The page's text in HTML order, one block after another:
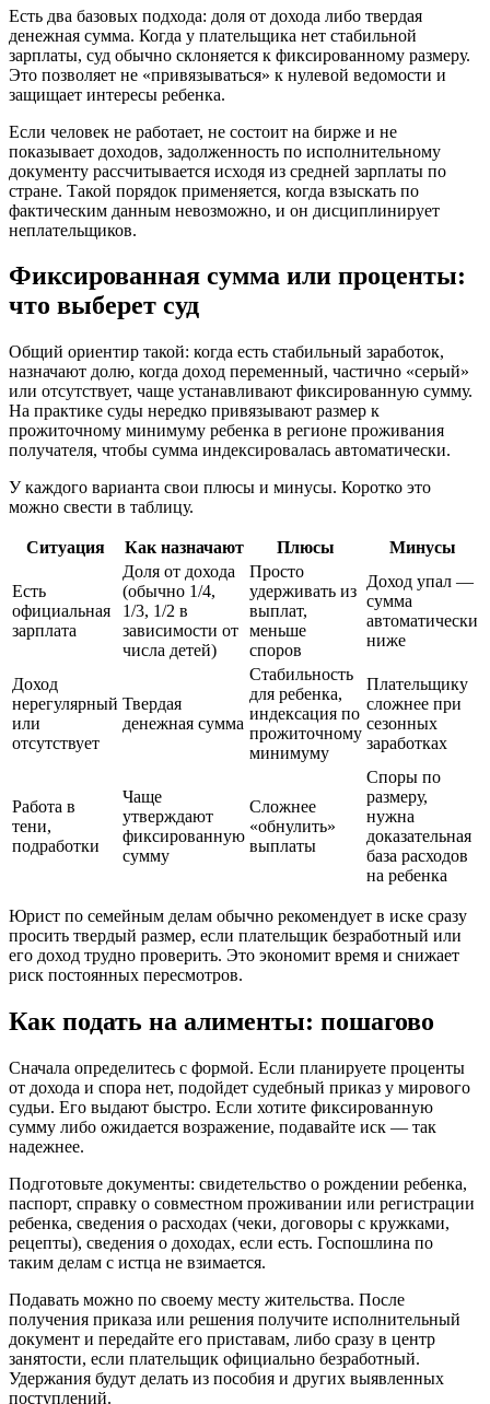
Есть два базовых подхода: доля от дохода либо твердая
денежная сумма. Когда у плательщика нет стабильной
зарплаты, суд обычно склоняется к фиксированному размеру.
Это позволяет не «привязываться» к нулевой ведомости и
защищает интересы ребенка.
Если человек не работает, не состоит на бирже и не
показывает доходов, задолженность по исполнительному
документу рассчитывается исходя из средней зарплаты по
стране. Такой порядок применяется, когда взыскать по
фактическим данным невозможно, и он дисциплинирует
неплательщиков.
Фиксированная сумма или проценты:
что выберет суд
Общий ориентир такой: когда есть стабильный заработок,
назначают долю, когда доход переменный, частично «серый»
или отсутствует, чаще устанавливают фиксированную сумму.
На практике суды нередко привязывают размер к
прожиточному минимуму ребенка в регионе проживания
получателя, чтобы сумма индексировалась автоматически.
У каждого варианта свои плюсы и минусы. Коротко это
можно свести в таблицу.
Ситуация Как назначают Плюсы Минусы
Есть
официальная
зарплата
Доля от дохода
(обычно 1/4,
1/3, 1/2 в
зависимости от
числа детей)
Просто
удерживать из
выплат,
меньше
споров
Доход упал —
сумма
автоматически
ниже
Доход
нерегулярный
или
отсутствует
Твердая
денежная сумма
Стабильность
для ребенка,
индексация по
прожиточному
минимуму
Плательщику
сложнее при
сезонных
заработках
Работа в
тени,
подработки
Чаще
утверждают
фиксированную
сумму
Сложнее
«обнулить»
выплаты
Споры по
размеру,
нужна
доказательная
база расходов
на ребенка
Юрист по семейным делам обычно рекомендует в иске сразу
просить твердый размер, если плательщик безработный или
его доход трудно проверить. Это экономит время и снижает
риск постоянных пересмотров.
Как подать на алименты: пошагово
Сначала определитесь с формой. Если планируете проценты
от дохода и спора нет, подойдет судебный приказ у мирового
судьи. Его выдают быстро. Если хотите фиксированную
сумму либо ожидается возражение, подавайте иск — так
надежнее.
Подготовьте документы: свидетельство о рождении ребенка,
паспорт, справку о совместном проживании или регистрации
ребенка, сведения о расходах (чеки, договоры с кружками,
рецепты), сведения о доходах, если есть. Госпошлина по
таким делам с истца не взимается.
Подавать можно по своему месту жительства. После
получения приказа или решения получите исполнительный
документ и передайте его приставам, либо сразу в центр
занятости, если плательщик официально безработный.
Удержания будут делать из пособия и других выявленных
поступлений.